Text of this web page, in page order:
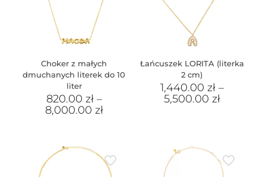
Choker z małych
dmuchanych literek do 10
liter
820.00 zł–
8,000.00 zł
Łańcuszek LORITA (literka
2 cm)
1,440.00 zł–
5,500.00 zł